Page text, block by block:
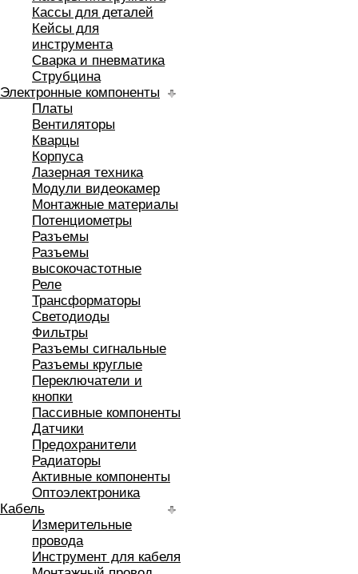
Кассы для деталей
Кейсы для
инструмента
Сварка и пневматика
Струбцина
Электронные компоненты
Платы
Вентиляторы
Кварцы
Корпуса
Лазерная техника
Модули видеокамер
Монтажные материалы
Потенциометры
Разъемы
Разъемы
высокочастотные
Реле
Трансформаторы
Светодиоды
Фильтры
Разъемы сигнальные
Разъемы круглые
Переключатели и
кнопки
Пассивные компоненты
Датчики
Предохранители
Радиаторы
Активные компоненты
Оптоэлектроника
Кабель
Измерительные
провода
Инструмент для кабеля